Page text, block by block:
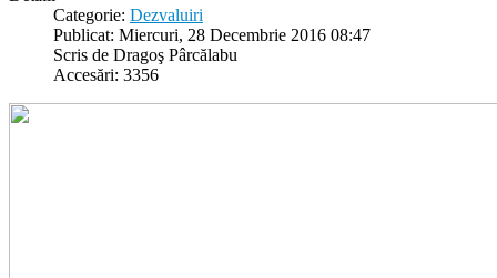
Categorie: Dezvaluiri
Publicat: Miercuri, 28 Decembrie 2016 08:47
Scris de Dragoş Pârcălabu
Accesări: 3356